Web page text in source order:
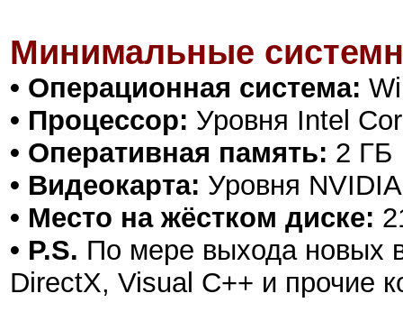
Минимальные
• Операционная система:
• Процессор: Уровня Intel
• Оперативная память: 2 ГБ
• Видеокарта: Уровня
• Место на жёстком диске:
• P.S. По мере выхода новых
DirectX, Visual C++ и прочие